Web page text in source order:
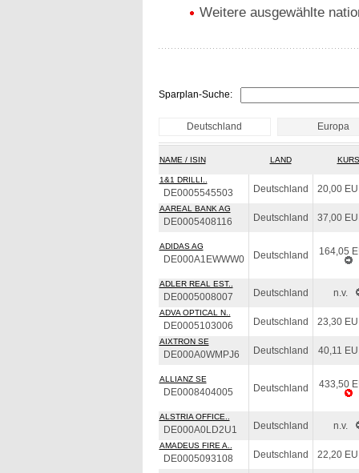
Weitere ausgewählte
Sparplan-Suche:
Deutschland Europa
NAME / ISIN LAND KURS
1&1 DRILLI..
DE0005545503 Deutschland 20,00
AAREAL BANK AG
DE0005408116 Deutschland 37,00
ADIDAS AG
DE000A1EWWW0 Deutschland 164,05
ADLER REAL EST..
DE0005008007 Deutschland n.v.
ADVA OPTICAL N..
DE0005103006 Deutschland 23,30
AIXTRON SE
DE000A0WMPJ6 Deutschland 40,11
ALLIANZ SE
DE0008404005 Deutschland 433,50
ALSTRIA OFFICE..
DE000A0LD2U1 Deutschland n.v.
AMADEUS FIRE A..
DE0005093108 Deutschland 22,20